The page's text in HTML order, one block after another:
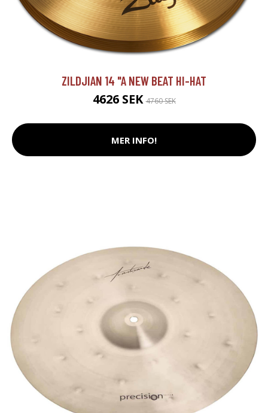
ZILDJIAN 14 "A NEW BEAT HI-HAT
4626 SEK4760 SEK
MER INFO!